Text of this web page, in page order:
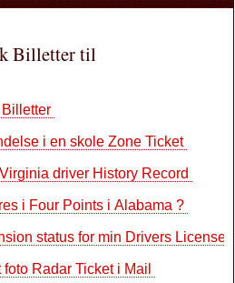
Billetter til
i en skole Zone Ticket
driver History Record
i Four Points i Alabama ?
status for min Drivers License
Radar Ticket i Mail